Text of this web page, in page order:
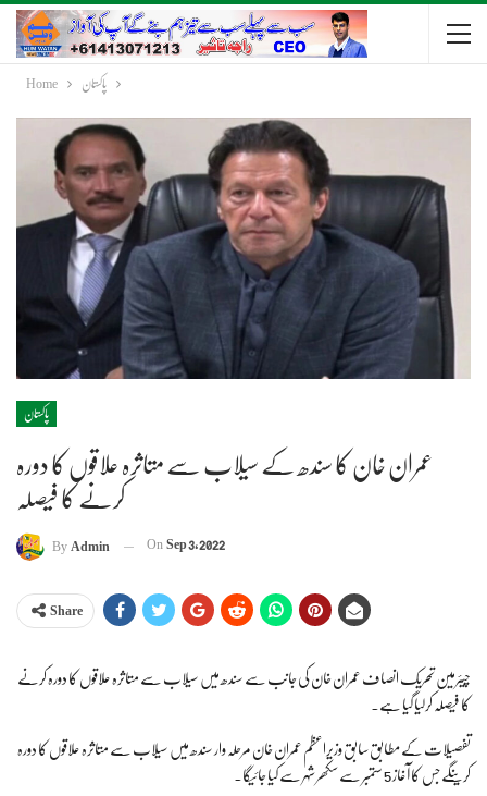
Home پاکستان
پاکستان
عمران خان کا سندھ کے سیلاب سے متاثرہ علاقوں کا دورہ
کرنے کا فیصلہ
ByAdmin OnSep 3, 2022
Share
چیئرمین تحریک انصاف عمران خان کی جانب سے سندھ میں سیلاب سے متاثرہ علاقوں کا دورہ کرنے
کا فیصلہ کرلیا گیا ہے۔
تفصیلات کے مطابق سابق وزیراعظم عمران خان مرحلہ وار سندھ میں سیلاب سے متاثرہ علاقوں کا دورہ
کرینگے جس کا آغاز 5 ستمبر سے سکھر شہر سے کیا جائیگا۔